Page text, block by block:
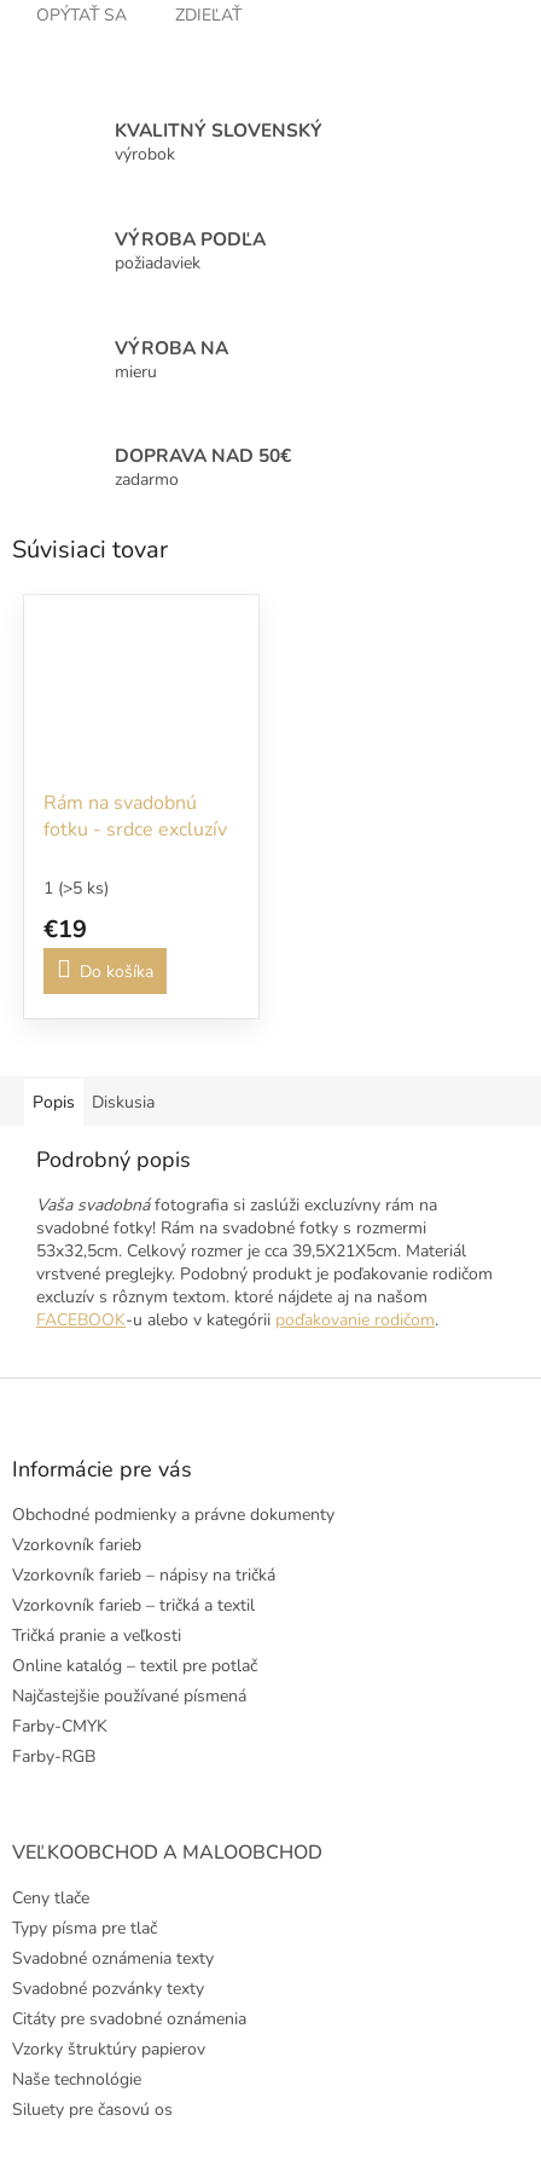
OPÝTAŤ SA ZDIEĽAŤ
KVALITNÝ SLOVENSKÝ
výrobok
VÝROBA PODĽA
požiadaviek
VÝROBA NA
mieru
DOPRAVA NAD 50€
zadarmo
Súvisiaci tovar
Rám na svadobnú
fotku - srdce excluzív
1 (>5 ks)
€19
Do košíka
Popis Diskusia
Podrobný popis
Vaša svadobnáfotografia si zaslúži excluzívny rám na
svadobné fotky! Rám na svadobné fotky s rozmermi
53x32,5cm. Celkový rozmer je cca 39,5X21X5cm. Materiál
vrstvené preglejky. Podobný produkt je poďakovanie rodičom
excluzív s rôznym textom. ktoré nájdete aj na našom
FACEBOOK-u alebo v kategórii poďakovanie rodičom.
Z
Informácie pre vás
Obchodné podmienky a právne dokumenty
Vzorkovník farieb
Vzorkovník farieb – nápisy na tričká
Vzorkovník farieb – tričká a textil
Tričká pranie a veľkosti
Online katalóg – textil pre potlač
Najčastejšie používané písmená
Farby-CMYK
Farby-RGB
VEĽKOOBCHOD A MALOOBCHOD
Ceny tlače
Typy písma pre tlač
Svadobné oznámenia texty
Svadobné pozvánky texty
Citáty pre svadobné oznámenia
Vzorky štruktúry papierov
Naše technológie
Siluety pre časovú os